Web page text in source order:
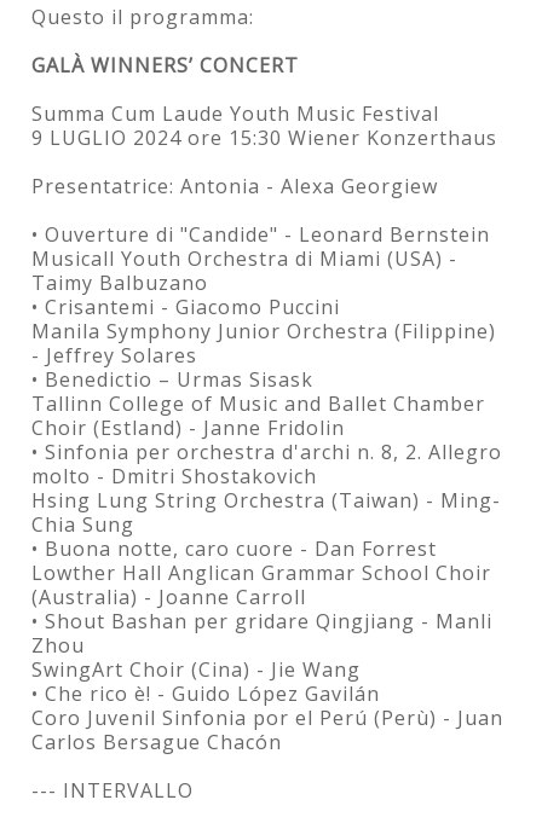
Questo il programma:
GALÀ WINNERS’ CONCERT
Summa Cum Laude Youth Music Festival
9 LUGLIO 2024 ore 15:30 Wiener Konzerthaus
Presentatrice: Antonia - Alexa Georgiew
• Ouverture di "Candide" - Leonard Bernstein
Musicall Youth Orchestra di Miami (USA) -
Taimy Balbuzano
• Crisantemi - Giacomo Puccini
Manila Symphony Junior Orchestra (Filippine)
- Jeffrey Solares
• Benedictio – Urmas Sisask
Tallinn College of Music and Ballet Chamber
Choir (Estland) - Janne Fridolin
• Sinfonia per orchestra d'archi n. 8, 2. Allegro
molto - Dmitri Shostakovich
Hsing Lung String Orchestra (Taiwan) - Ming-
Chia Sung
• Buona notte, caro cuore - Dan Forrest
Lowther Hall Anglican Grammar School Choir
(Australia) - Joanne Carroll
• Shout Bashan per gridare Qingjiang - Manli
Zhou
SwingArt Choir (Cina) - Jie Wang
• Che rico è! - Guido López Gavilán
Coro Juvenil Sinfonia por el Perú (Perù) - Juan
Carlos Bersague Chacón
--- INTERVALLO